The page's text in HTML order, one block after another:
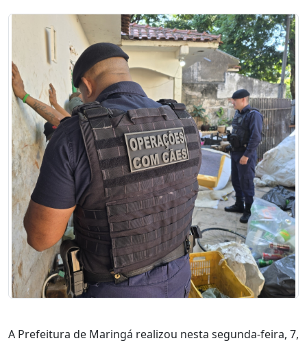
A Prefeitura de Maringá realizou nesta segunda-feira, 7,